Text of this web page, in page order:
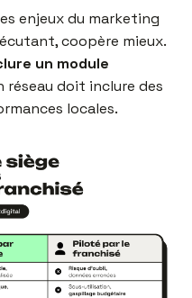
enjeux du marketing
coopère mieux.
un module
réseau doit inclure des
locales.